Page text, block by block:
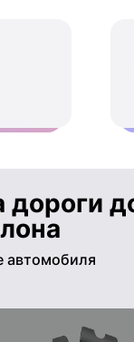
дороги
автомобиля